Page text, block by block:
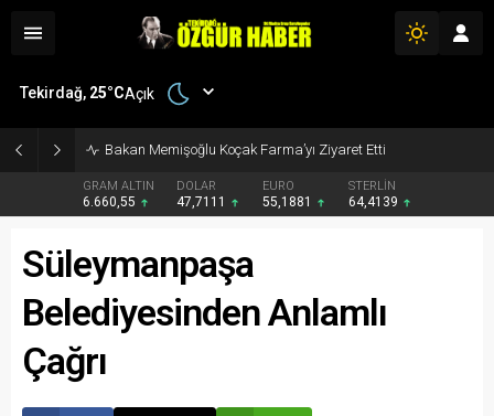
Bakan Memişoğlu Koçak Farma’yı Ziyaret Etti
GRAM ALTIN
6.660,55
DOLAR
47,7111
EURO
55,1881
STERLİN
64,4139
Tekirdağ, 25°CAçık
Süleymanpaşa
Belediyesinden Anlamlı
Çağrı